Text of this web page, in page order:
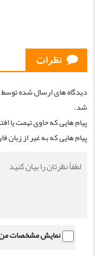
نظرات
دیدگاه های ارسال شده
شد.
پیام هایی که حاوی تهمت یا
پیام هایی که به غیر از زبان
نمایش مشخصات